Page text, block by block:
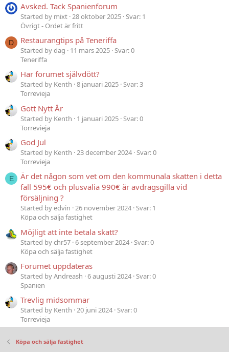
Avsked. Tack Spanienforum
Started by mixt 28 oktober 2025 Svar: 1
Övrigt - Ordet är fritt
D Restaurangtips på Teneriffa
Started by dag 11 mars 2025 Svar: 0
Teneriffa
Har forumet självdött?
Started by Kenth 8 januari 2025 Svar: 3
Torrevieja
Gott Nytt År
Started by Kenth 1 januari 2025 Svar: 0
Torrevieja
God Jul
Started by Kenth 23 december 2024 Svar: 0
Torrevieja
E
Är det någon som vet om den kommunala skatten i detta
fall 595€ och plusvalia 990€ är avdragsgilla vid
försäljning ?
Started by edvin 26 november 2024 Svar: 1
Köpa och sälja fastighet
Möjligt att inte betala skatt?
Started by chr57 6 september 2024 Svar: 0
Köpa och sälja fastighet
Forumet uppdateras
Started by Andreash 6 augusti 2024 Svar: 0
Spanien
Trevlig midsommar
Started by Kenth 20 juni 2024 Svar: 0
Torrevieja
Köpa och sälja fastighet